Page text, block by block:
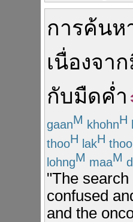
การค้นห
เนื่องจาก
กับมืดค่ำ
gaanM khohnH
thooH lakH thoo
lohngM maaM
"The
confused
and the